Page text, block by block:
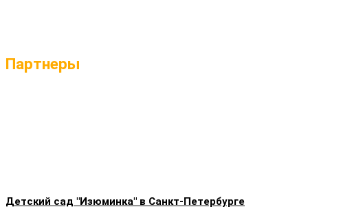
Партнеры
Детский сад "Изюминка" в Санкт-Петербурге